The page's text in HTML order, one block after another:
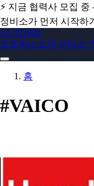
⚡ 지금 협력사 모집
정비소가 먼저 시작하
AUTOFIX
오토픽스소개 서비스
홈
#VAICO